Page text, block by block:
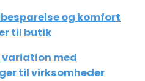
og komfort
til butik
med
til virksomheder